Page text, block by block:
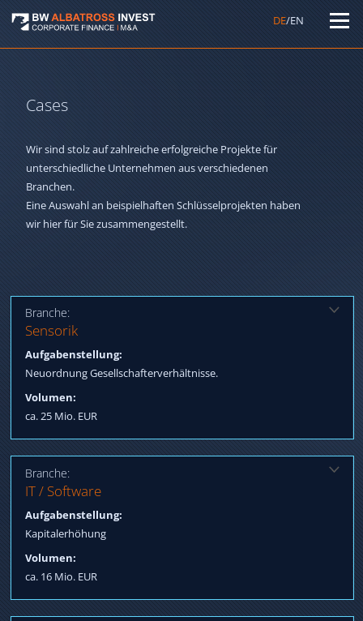
DE/EN
Cases
Wir sind stolz auf zahlreiche erfolgreiche Projekte für
unterschiedliche Unternehmen aus verschiedenen
Branchen.
Eine Auswahl an beispielhaften Schlüsselprojekten haben
wir hier für Sie zusammengestellt.
Branche:
Sensorik
Aufgabenstellung:
Neuordnung Gesellschafterverhältnisse.
Volumen:
ca. 25 Mio. EUR
Lösung:
Qualifizierung und Verkauf an internationalen Strategen.
Branche:
IT / Software
Aufgabenstellung:
Kapitalerhöhung
Volumen:
ca. 16 Mio. EUR
Lösung:
Qualifizierung Strategen, Kapitalerhöhung erfolgt durch
namhafte Versicherungsunternehmen sowie bestehende